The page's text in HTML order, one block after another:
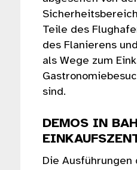
Teile des
des Flanierens
als Wege zum
sind.
DEMOS IN
Die Ausführungen